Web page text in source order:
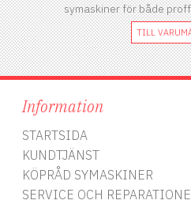
symaskiner för både
TILL
Information
STARTSIDA
KUNDTJÄNST
KÖPRÅD SYMASKINER
SERVICE OCH